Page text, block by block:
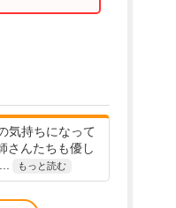
気持ちになって
さんたちも優し
もっと読む